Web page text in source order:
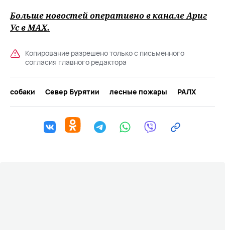
Больше новостей оперативно в канале Ариг
Ус вMAХ.
Копирование разрешено только с письменного
согласия главного редактора
собаки Север Бурятии лесные пожары РАЛХ